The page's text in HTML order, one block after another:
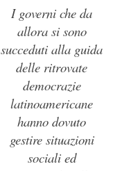
i governi che da
allora si sono
succeduti alla guida
delle ritrovate
democrazie
latinoamericane
hanno dovuto
gestire situazioni
sociali ed